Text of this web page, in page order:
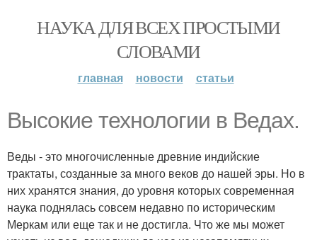
НАУКА ДЛЯ ВСЕХ ПРОСТЫМИ
СЛОВАМИ
главная новости статьи
Высокие технологии в Ведах.
Веды - это многочисленные древние индийские
трактаты, созданные за много веков до нашей эры. Но в
них хранятся знания, до уровня которых современная
наука поднялась совсем недавно по историческим
Меркам или еще так и не достигла. Что же мы может